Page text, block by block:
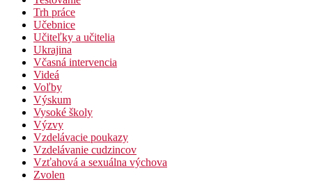
Trh práce
Učebnice
Učiteľky a učitelia
Ukrajina
Včasná intervencia
Videá
Voľby
Výskum
Vysoké školy
Výzvy
Vzdelávacie poukazy
Vzdelávanie cudzincov
Vzťahová a sexuálna výchova
Zvolen